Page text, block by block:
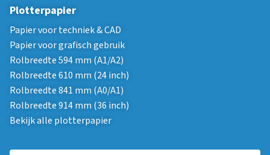
Plotterpapier
Papier voor techniek & CAD
Papier voor grafisch gebruik
Rolbreedte 594 mm (A1/A2)
Rolbreedte 610 mm (24 inch)
Rolbreedte 841 mm (A0/A1)
Rolbreedte 914 mm (36 inch)
Bekijk alle plotterpapier